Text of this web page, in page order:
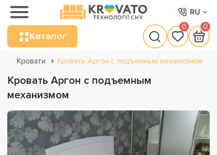
RU
Каталог
0 0
Кровати Кровать Аргон с подъемным механизмом
Кровать Аргон с подъемным
механизмом